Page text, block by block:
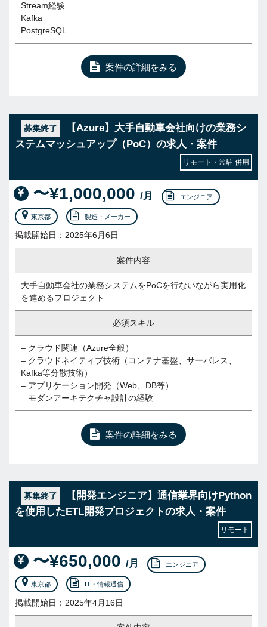
Stream経験
Kafka
PostgreSQL
案件の詳細をみる
募集終了
【Azure】大手自動車会社向けの業務シ
ステムマッシュアップ（PoC）の求人・案件
リモート・常駐 併用
〜¥1,000,000 /月 エンジニア
東京都 製造・メーカー
掲載開始日：2025年6月6日
案件内容
大手自動車会社の業務システムをPoCを行ないながら実用化
を進めるプロジェクト
必須スキル
– クラウド関連（Azure全般）
– クラウドネイティブ技術（コンテナ基盤、サーバレス、
Kafka等分散技術）
– アプリケーション開発（Web、DB等）
– モダンアーキテクチャ設計の経験
案件の詳細をみる
募集終了
【開発エンジニア】通信業界向けPython
を使用したETL開発プロジェクトの求人・案件
リモート
〜¥650,000 /月 エンジニア
東京都 IT・情報通信
掲載開始日：2025年4月16日